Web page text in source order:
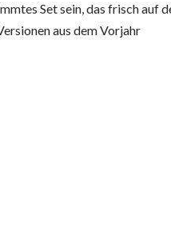
Set sein, das frisch auf
aus dem Vorjahr